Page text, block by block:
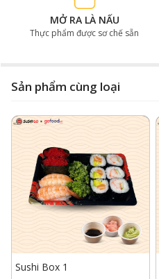
MỞ RA LÀ NẤU
Thực phẩm được sơ chế sẵn
Sản phẩm cùng loại
Sushi Box 1